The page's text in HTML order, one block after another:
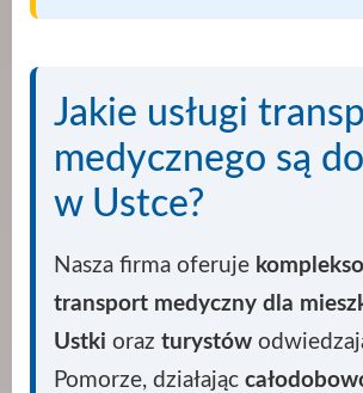
Jakie usługi
medycznego są
w Ustce?
Nasza firma oferuje
transport medyczny dla
Ustki oraz turystów
Pomorze, działając